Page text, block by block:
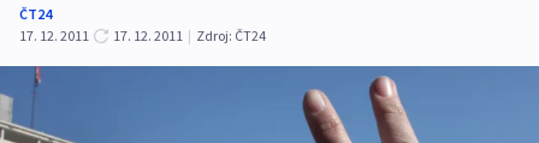
ČT24
17. 12. 2011
17. 12. 2011 | Zdroj: ČT24